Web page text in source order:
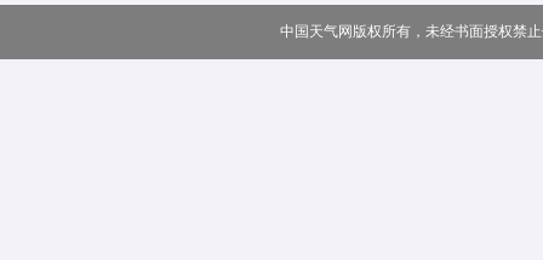
中国天气网版权所有，未经书面授权